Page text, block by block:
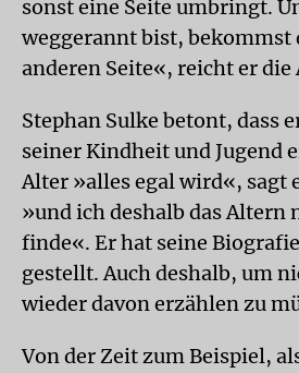
sonst eine Seite umbringt.
weggerannt bist, bekommst
anderen Seite«, reicht er
Stephan Sulke betont, dass
seiner Kindheit und Jugend
Alter »alles egal wird«, sagt
»und ich deshalb das Altern
finde«. Er hat seine
gestellt. Auch deshalb, um
wieder davon erzählen zu
Von der Zeit zum Beispiel,